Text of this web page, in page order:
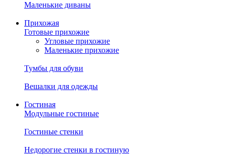
Маленькие диваны
Прихожая
Готовые прихожие
Угловые прихожие
Маленькие прихожие
Тумбы для обуви
Вешалки для одежды
Гостиная
Модульные гостиные
Гостиные стенки
Недорогие стенки в гостиную